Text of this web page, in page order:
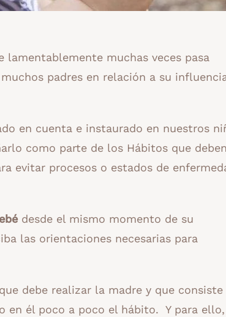
muchas veces pasa
padres en relación a su
en cuenta e instaurado en nuestros
como parte de los Hábitos que deben
evitar procesos o estados de
desde el mismo momento de su
las orientaciones necesarias para
debe realizar la madre y que consiste
en él poco a poco el hábito. Y para ello,